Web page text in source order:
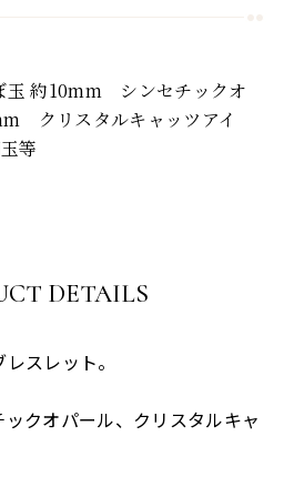
玉 約10mm シンセチックオ
クリスタルキャッツアイ
等
DETAILS
スレット。
クオパール、クリスタルキャ